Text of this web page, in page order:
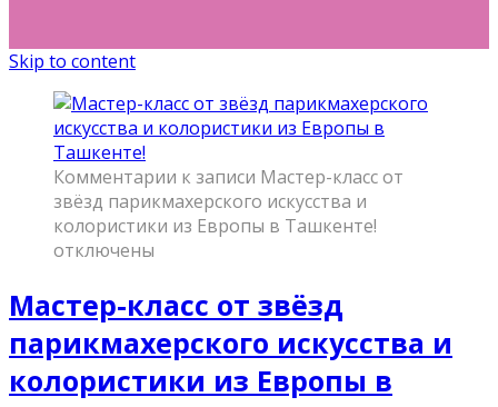
Skip to content
Комментарии к записи Мастер-класс от
звёзд парикмахерского искусства и
колористики из Европы в Ташкенте!
отключены
Мастер-класс от звёзд
парикмахерского искусства и
колористики из Европы в